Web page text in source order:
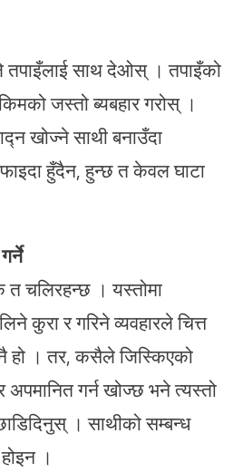
तपाइँलाई साथ देओस् । तपाइँको
जस्तो ब्यबहार गरोस् ।
खोज्ने साथी बनाउँदा
हुँदैन, हुन्छ त केवल घाटा
त चलिरहन्छ । यस्तोमा
कुरा र गरिने व्यवहारले चित्त
हो । तर, कसैले जिस्किएको
अपमानित गर्न खोज्छ भने त्यस्तो
। साथीको सम्बन्ध
।